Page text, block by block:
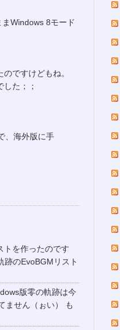
Windows 8モード
ですけどもね。
た；；
、海外版に手
トを作ったのです
跡のEvoBGMリスト
版零の軌跡は今
ません（ぉい） も